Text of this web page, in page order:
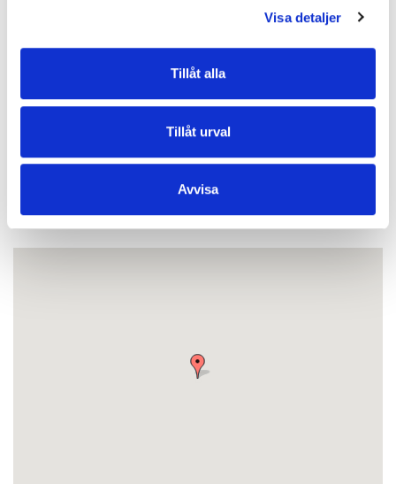
Visa detaljer
Tillåt alla
Tillåt urval
Avvisa
Ja
Samhälle
Benalup-
Spa
Ja
Chipping/pitching green
Ja
Karta